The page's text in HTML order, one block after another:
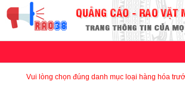
Vui lòng chọn đúng danh mục loại hàng hóa